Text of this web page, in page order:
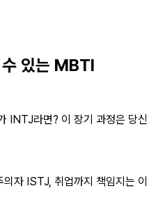
있는 MBTI
INTJ라면? 이 장기 과정은 당신
자 ISTJ, 취업까지 책임지는 이